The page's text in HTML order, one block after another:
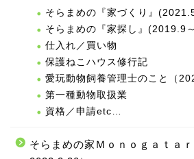
そらまめの『家づくり』
そらまめの『家探し』(2019.9
仕入れ／買い物
保護ねこハウス修行記
愛玩動物飼養管理士のこと（
第一種動物取扱業
資格／申請etc…
そらまめの家Ｍｏｎｏｇａｔａ